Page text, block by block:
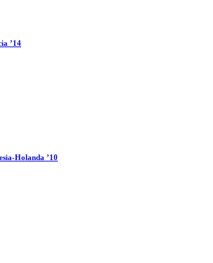
’14
Holanda ’10